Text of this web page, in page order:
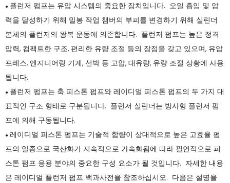
● 플런저 펌프는 유압 시스템의 중요한 장치입니다. 오일 흡입 및 압
력을 달성하기 위해 밀봉 작업 챔버의 부피를 변경하기 위해 실린더
본체의 플런저의 왕복 운동에 의존합니다. 플런저 펌프는 높은 정격
압력, 컴팩트한 구조, 편리한 유량 조절 등의 장점을 갖고 있으며, 유압
프레스, 엔지니어링 기계, 선박 등 고압, 대유량, 유량 조절 상황에 사용
됩니다.
● 플런저 펌프는 축 피스톤 펌프와 레이디얼 피스톤 펌프의 두 가지 대
표적인 구조 형태로 구분됩니다. 플런저 실린더는 방사형 플런저 펌
프에 의해 구동됩니다.
● 레이디얼 피스톤 펌프는 기술적 함량이 상대적으로 높은 고효율 펌
프의 일종으로 국산화가 지속적으로 가속화됨에 따라 필연적으로 피
스톤 펌프 응용 분야의 중요한 구성 요소가 될 것입니다. 자세한 내용
은 레이디얼 플런저 펌프 백과사전을 참조하십시오. 다음은 설명을